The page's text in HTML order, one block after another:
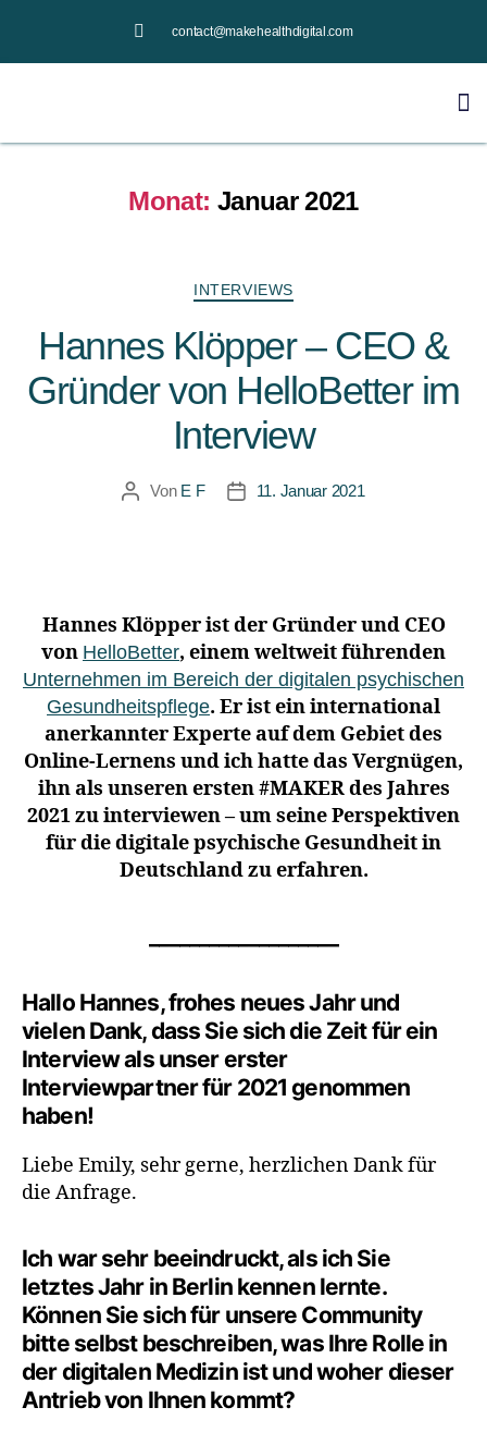
contact@makehealthdigital.com
Monat: Januar 2021
INTERVIEWS
Hannes Klöpper – CEO &
Gründer von HelloBetter im
Interview
Von E F 11. Januar 2021
Hannes Klöpper ist der Gründer und CEO
von HelloBetter, einem weltweit führenden
Unternehmen im Bereich der digitalen psychischen
Gesundheitspflege. Er ist ein international
anerkannter Experte auf dem Gebiet des
Online-Lernens und ich hatte das Vergnügen,
ihn als unseren ersten #MAKER des Jahres
2021 zu interviewen – um seine Perspektiven
für die digitale psychische Gesundheit in
Deutschland zu erfahren.
Hallo Hannes, frohes neues Jahr und
vielen Dank, dass Sie sich die Zeit für ein
Interview als unser erster
Interviewpartner für 2021 genommen
haben!
Liebe Emily, sehr gerne, herzlichen Dank für
die Anfrage.
Ich war sehr beeindruckt, als ich Sie
letztes Jahr in Berlin kennen lernte.
Können Sie sich für unsere Community
bitte selbst beschreiben, was Ihre Rolle in
der digitalen Medizin ist und woher dieser
Antrieb von Ihnen kommt?